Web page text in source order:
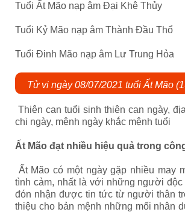
Tuổi Ất Mão nạp âm Đại Khê Thủy
Tuổi Kỷ Mão nạp âm Thành Đầu Thổ
Tuổi Đinh Mão nạp âm Lư Trung Hỏa
Tử vi ngày 08/07/2021 tuổi Ất Mão
Thiên can tuổi sinh thiên can ngày,
chi ngày, mệnh ngày khắc mệnh tuổi
Ất Mão đạt nhiều hiệu quả trong
Ất Mão có một ngày gặp nhiều may
tình cảm, nhất là với những người
đón nhận được tin tức từ người thân
thiệu cho bản mệnh những mối nhân